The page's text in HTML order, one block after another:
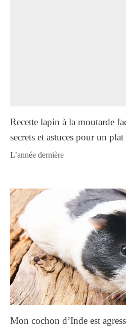
Recette lapin à la moutarde
secrets et astuces pour un
l’année dernière
Mon cochon d’Inde est